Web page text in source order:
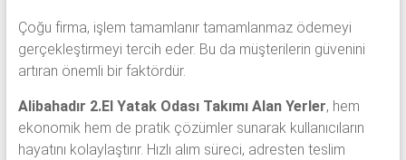
Çoğu firma, işlem tamamlanır tamamlanmaz ödemeyi
gerçekleştirmeyi tercih eder. Bu da müşterilerin güvenini
artıran önemli bir faktördür.
Alibahadır 2.El Yatak Odası Takımı Alan Yerler, hem
ekonomik hem de pratik çözümler sunarak kullanıcıların
hayatını kolaylaştırır. Hızlı alım süreci, adresten teslim